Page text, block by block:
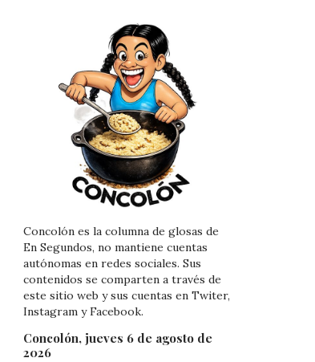
Concolón es la columna de glosas de
En Segundos, no mantiene cuentas
autónomas en redes sociales. Sus
contenidos se comparten a través de
este sitio web y sus cuentas en Twiter,
Instagram y Facebook.
Concolón, jueves 6 de agosto de
2026